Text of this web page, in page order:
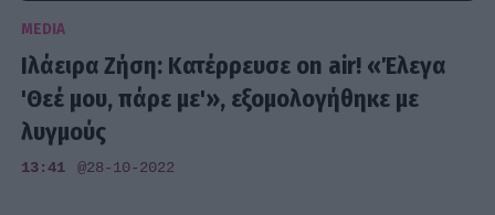
MEDIA
Ιλάειρα Ζήση: Κατέρρευσε on air! «Έλεγα
'Θεέ μου, πάρε με'», εξομολογήθηκε με
λυγμούς
13:41 @28-10-2022